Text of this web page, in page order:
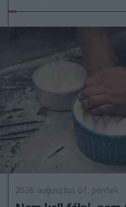
2026. augusztus 07., péntek